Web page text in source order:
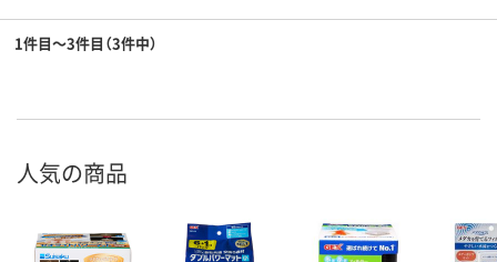
1件目～3件目（3件中）
人気の商品